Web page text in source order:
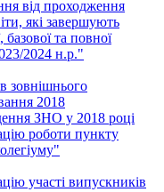
від проходження
які завершують
базової та повної
2024 н.р."
зовнішнього
2018
ЗНО у 2018 році
роботи пункту
участі випускників